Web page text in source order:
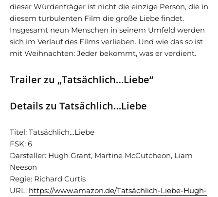
dieser Würdenträger ist nicht die einzige Person, die in
diesem turbulenten Film die große Liebe findet.
Insgesamt neun Menschen in seinem Umfeld werden
sich im Verlauf des Films verlieben. Und wie das so ist
mit Weihnachten: Jeder bekommt, was er verdient.
Trailer zu „Tatsächlich…Liebe“
Details zu Tatsächlich…Liebe
Titel: Tatsächlich…Liebe
FSK: 6
Darsteller: Hugh Grant, Martine McCutcheon, Liam
Neeson
Regie: Richard Curtis
URL: https://www.amazon.de/Tatsächlich-Liebe-Hugh-